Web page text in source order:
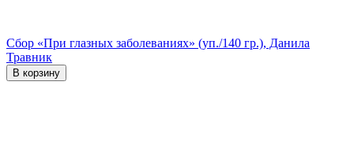
Сбор «При глазных заболеваниях» (уп./140 гр.), Данила
Травник
В корзину